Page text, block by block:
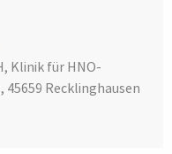
Klinik für HNO-
Recklinghausen